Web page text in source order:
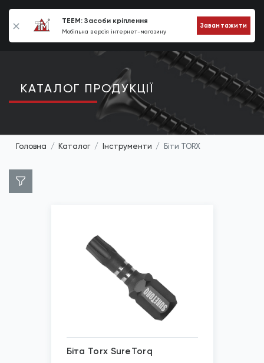
TEEM: Засоби кріплення
Мобільна версія інтернет-магазину
Завантажити
0
КАТАЛОГ ПРОДУКЦIЇ
Головна Каталог Інструменти Біти TORX
Біта Torx SureTorq